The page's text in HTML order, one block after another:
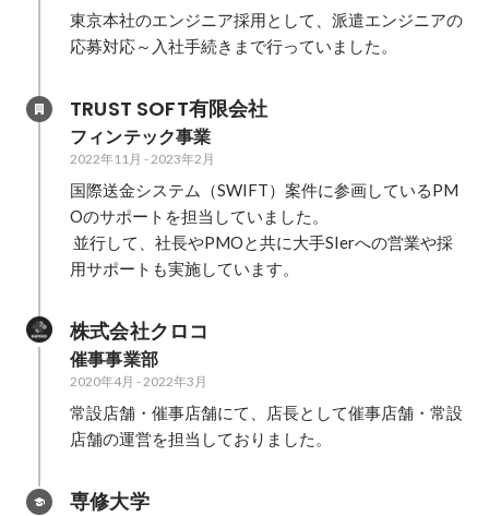
東京本社のエンジニア採用として、派遣エンジニアの
応募対応～入社手続きまで行っていました。
TRUST SOFT有限会社
フィンテック事業
2022年11月 -2023年2月
国際送金システム（SWIFT）案件に参画しているPM
Oのサポートを担当していました。
用サポートも実施しています。
株式会社クロコ
催事事業部
2020年4月 -2022年3月
常設店舗・催事店舗にて、店長として催事店舗・常設
店舗の運営を担当しておりました。
専修大学